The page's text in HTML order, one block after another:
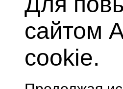
сайтом
cookie.